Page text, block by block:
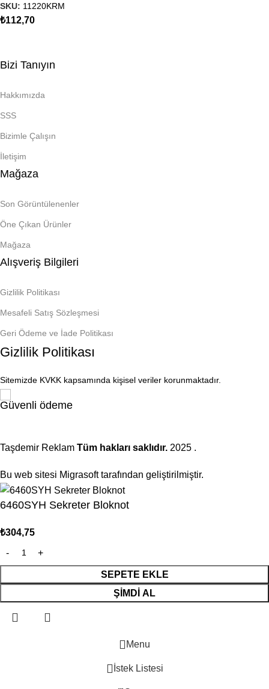
SKU: 11220KRM
₺112,70
Bizi Tanıyın
Hakkımızda
SSS
Bizimle Çalışın
İletişim
Mağaza
Son Görüntülenenler
Öne Çıkan Ürünler
Mağaza
Alışveriş Bilgileri
Gizlilik Politikası
Mesafeli Satış Sözleşmesi
Geri Ödeme ve İade Politikası
Gizlilik Politikası
Sitemizde KVKK kapsamında kişisel veriler korunmaktadır.
Güvenli ödeme
Taşdemir Reklam Tüm hakları saklıdır. 2025 .
Bu web sitesi Migrasoft tarafından geliştirilmiştir.
6460SYH Sekreter Bloknot
₺304,75
SEPETE EKLE
ŞIMDI AL
Menu
İstek Listesi